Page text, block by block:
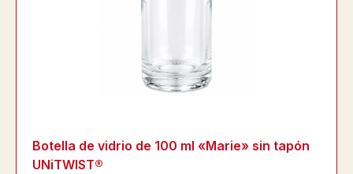
Botella de vidrio de 100 ml «Marie» sin tapón
UNiTWIST®